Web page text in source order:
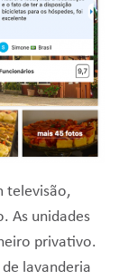
televisão,
As unidades
privativo.
lavanderia